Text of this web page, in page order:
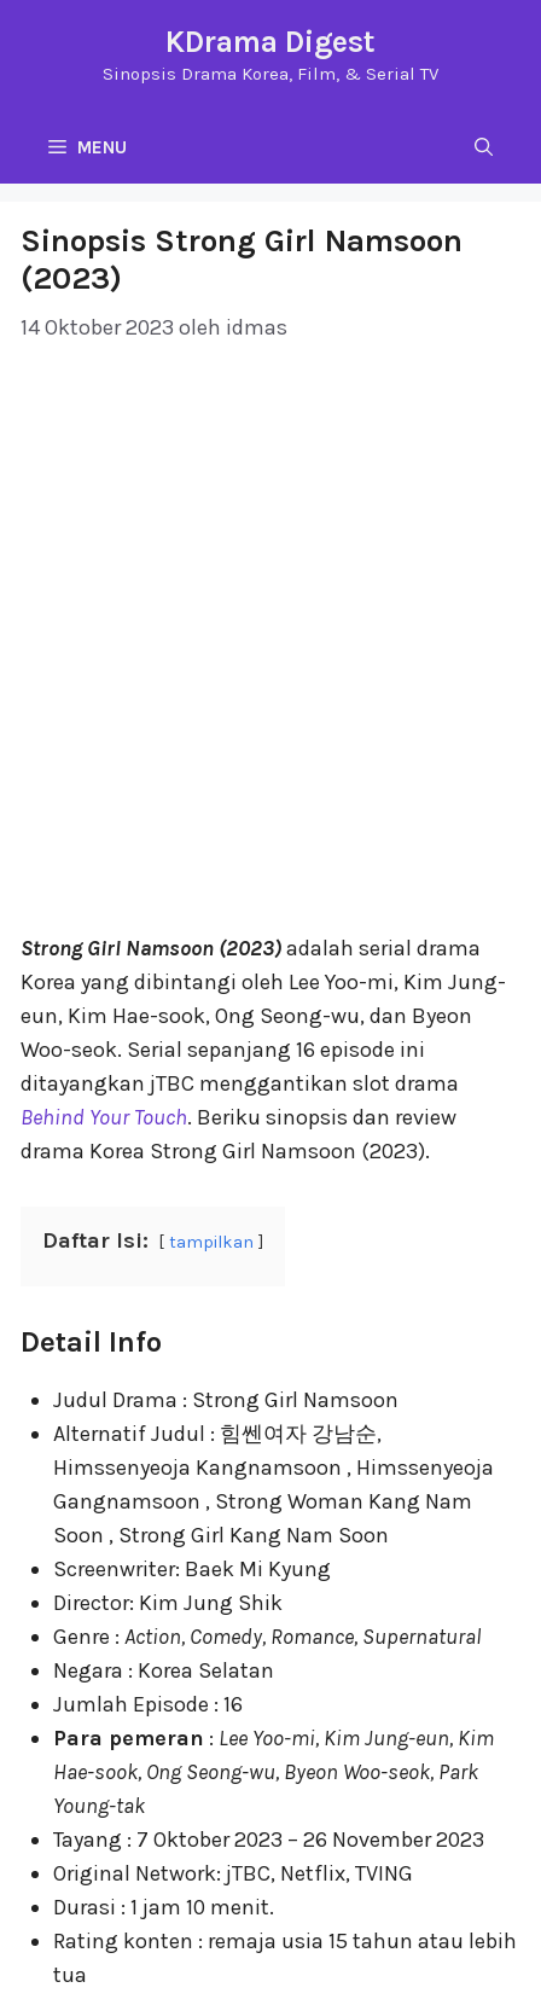
KDrama Digest
Sinopsis Drama Korea, Film, & Serial TV
MENU
Sinopsis Strong Girl Namsoon
(2023)
14 Oktober 2023 oleh idmas
Strong Girl Namsoon (2023)adalah serial drama
Korea yang dibintangi oleh Lee Yoo-mi, Kim Jung-
eun, Kim Hae-sook, Ong Seong-wu, dan Byeon
Woo-seok. Serial sepanjang 16 episode ini
ditayangkan jTBC menggantikan slot drama
Behind Your Touch. Beriku sinopsis dan review
drama Korea Strong Girl Namsoon (2023).
Daftar Isi: tampilkan
Detail Info
Judul Drama : Strong Girl Namsoon
Alternatif Judul : 힘쎈여자 강남순,
Himssenyeoja Kangnamsoon , Himssenyeoja
Gangnamsoon , Strong Woman Kang Nam
Soon , Strong Girl Kang Nam Soon
Screenwriter: Baek Mi Kyung
Director: Kim Jung Shik
Genre : Action, Comedy, Romance, Supernatural
Negara : Korea Selatan
Jumlah Episode : 16
Para pemeran : Lee Yoo-mi, Kim Jung-eun, Kim
Hae-sook, Ong Seong-wu, Byeon Woo-seok, Park
Young-tak
Tayang : 7 Oktober 2023 – 26 November 2023
Original Network: jTBC, Netflix, TVING
Durasi : 1 jam 10 menit.
Rating konten : remaja usia 15 tahun atau lebih
tua